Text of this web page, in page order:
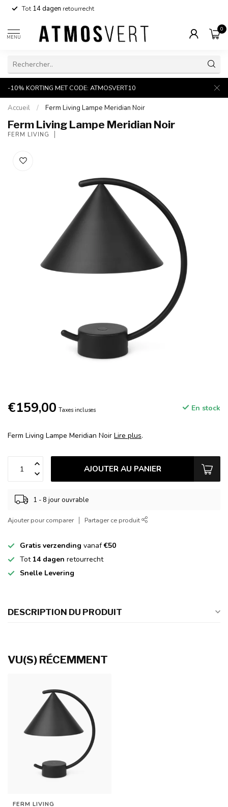
Tot14 dagen retourrecht
MENU
0
-10% KORTING MET CODE: ATMOSVERT10
Accueil / Ferm Living Lampe Meridian Noir
Ferm Living Lampe Meridian Noir
FERM LIVING
€159,00 Taxes incluses En stock
Ferm Living Lampe Meridian Noir Lire plus.
AJOUTER AU PANIER
1 - 8 jour ouvrable
Ajouter pour comparer Partager ce produit
Gratis verzending vanaf€50
Tot 14 dagen retourrecht
Snelle Levering
DESCRIPTION DU PRODUIT
VU(S) RÉCEMMENT
FERM LIVING